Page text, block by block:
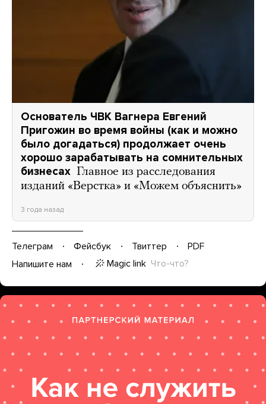
Основатель ЧВК Вагнера Евгений
Пригожин во время войны (как и можно
было догадаться) продолжает очень
хорошо зарабатывать на сомнительных
бизнесах Главное из расследования
изданий «Верстка» и «Можем объяснить»
3 года назад
Телеграм Фейсбук Твиттер
PDF
Напишите нам
Magic link Что-что?